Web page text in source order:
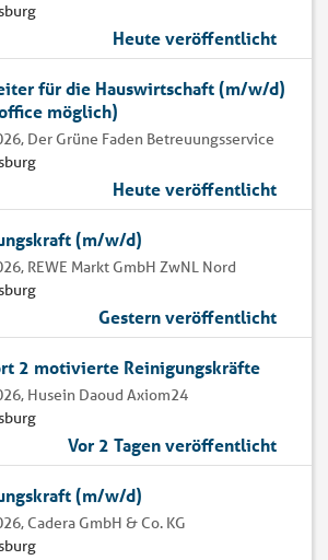
Heute veröffentlicht
für die Hauswirtschaft (m/w/d)
möglich)
Der Grüne Faden Betreuungsservice
Heute veröffentlicht
(m/w/d)
REWE Markt GmbH ZwNL Nord
Gestern veröffentlicht
2 motivierte Reinigungskräfte
Husein Daoud Axiom24
Vor 2 Tagen veröffentlicht
(m/w/d)
Cadera GmbH & Co. KG